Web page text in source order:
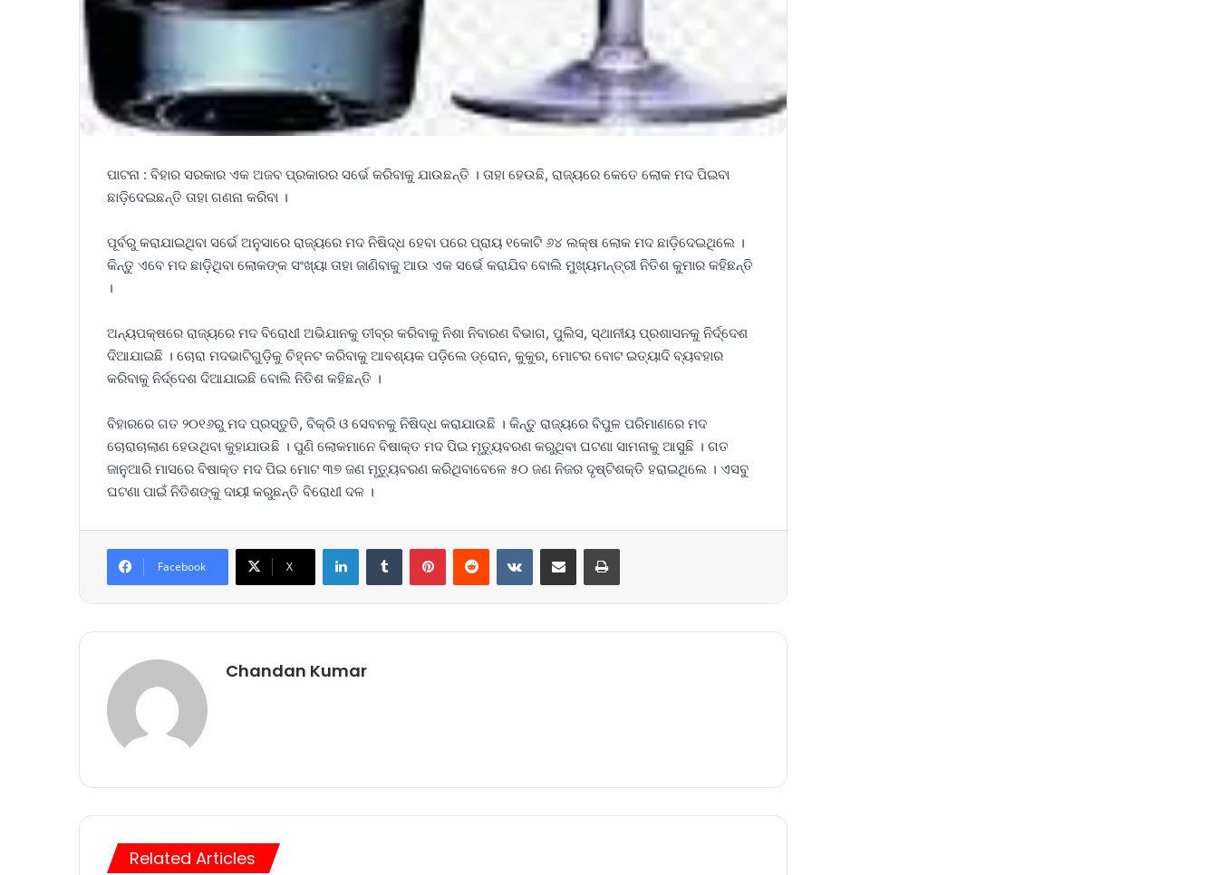
ପାଟନା : ବିହାର ସରକାର ଏକ ଅଜବ ପ୍ରକାରର ସର୍ଭେ କରିବାକୁ ଯାଉଛନ୍ତି । ତାହା ହେଉଛି, ରାଜ୍ୟରେ କେତେ ଲୋକ ମଦ ପିଇବା
ଛାଡ଼ିଦେଇଛନ୍ତି ତାହା ଗଣନା କରିବା ।
ପୂର୍ବରୁ କରାଯାଇଥିବା ସର୍ଭେ ଅନୁସାରେ ରାଜ୍ୟରେ ମଦ ନିଷିଦ୍ଧ ହେବା ପରେ ପ୍ରାୟ ୧କୋଟି ୬୪ ଲକ୍ଷ ଲୋକ ମଦ ଛାଡ଼ିଦେଇଥିଲେ ।
କିନ୍ତୁ ଏବେ ମଦ ଛାଡ଼ିଥିବା ଲୋକଙ୍କ ସଂଖ୍ୟା ତାହା ଜାଣିବାକୁ ଆଉ ଏକ ସର୍ଭେ କରାଯିବ ବୋଲି ମୁଖ୍ୟମନ୍ତ୍ରୀ ନିତିଶ କୁମାର କହିଛନ୍ତି
।
ଅନ୍ୟପକ୍ଷରେ ରାଜ୍ୟରେ ମଦ ବିରୋଧୀ ଅଭିଯାନକୁ ତୀବ୍ର କରିବାକୁ ନିଶା ନିବାରଣ ବିଭାଗ, ପୁଲିସ, ସ୍ଥାନୀୟ ପ୍ରଶାସନକୁ ନିର୍ଦ୍ଦେଶ
ଦିଆଯାଇଛି । ଚୋରା ମଦଭାଟିଗୁଡ଼ିକୁ ଚିହ୍ନଟ କରିବାକୁ ଆବଶ୍ୟକ ପଡ଼ିଲେ ଡ୍ରୋନ, କୁକୁର, ମୋଟର ବୋଟ ଇତ୍ୟାଦି ବ୍ୟବହାର
କରିବାକୁ ନିର୍ଦ୍ଦେଶ ଦିଆଯାଇଛି ବୋଲି ନିତିଶ କହିଛନ୍ତି ।
ବିହାରରେ ଗତ ୨୦୧୬ରୁ ମଦ ପ୍ରସ୍ତୁତି, ବିକ୍ରି ଓ ସେବନକୁ ନିଷିଦ୍ଧ କରାଯାଉଛି । କିନ୍ତୁ ରାଜ୍ୟରେ ବିପୁଳ ପରିମାଣରେ ମଦ
ଚୋରାଚାଲାଣ ହେଉଥିବା କୁହାଯାଉଛି । ପୁଣି ଲୋକମାନେ ବିଷାକ୍ତ ମଦ ପିଇ ମୃତ୍ୟୁବରଣ କରୁଥିବା ଘଟଣା ସାମନାକୁ ଆସୁଛି । ଗତ
ଜାନୁଆରି ମାସରେ ବିଷାକ୍ତ ମଦ ପିଇ ମୋଟ ୩୭ ଜଣ ମୃତ୍ୟୁବରଣ କରିଥିବାବେଳେ ୫୦ ଜଣ ନିଜର ଦୃଷ୍ଟିଶକ୍ତି ହରାଇଥିଲେ । ଏସବୁ
ଘଟଣା ପାଇଁ ନିତିଶଙ୍କୁ ଦାୟୀ କରୁଛନ୍ତି ବିରୋଧୀ ଦଳ ।
Facebook X
Chandan Kumar
Related Articles